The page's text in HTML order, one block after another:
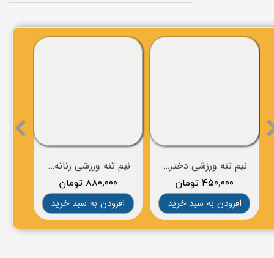
نیم تنه ورزشی زنانه برند BROOKS
۸۸۰,۰۰۰ تومان
افزودن به سبد خرید
نیم تنه ورزشی دخترانه برند NIKE
۴۵۰,۰۰۰ تومان
افزودن به سبد خرید